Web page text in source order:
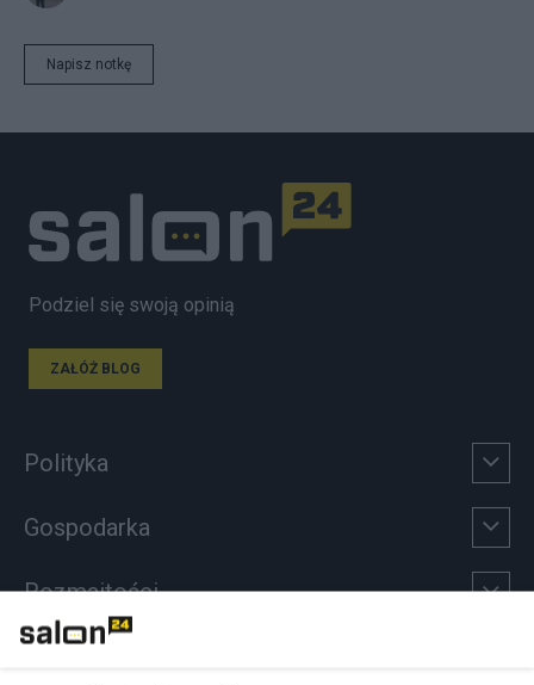
Napisz notkę
Podziel się swoją opinią
ZAŁÓŻ BLOG
Polityka
Gospodarka
Rozmaitości